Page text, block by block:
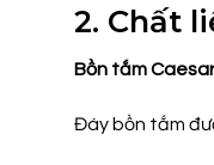
2. Chất
Bồn tắm Caesar
Đáy bồn tắm